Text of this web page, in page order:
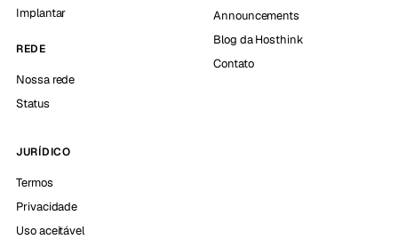
Implantar
REDE
Nossa rede
Status
Announcements
Blog da Hosthink
Contato
JURÍDICO
Termos
Privacidade
Uso aceitável